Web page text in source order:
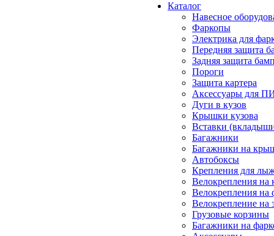
Каталог
Навесное
Фаркопы
Электрика для
Передняя защита
Задняя защита
Пороги
Защита картера
Аксессуары для
Дуги в кузов
Крышки кузова
Вставки
Багажники
Багажники на
Автобоксы
Крепления для
Велокрепления
Велокрепления на
Велокрепление на
Грузовые корзины
Багажники на